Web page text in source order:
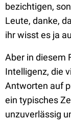
bezichtigen,
Leute, danke,
ihr wisst es ja
Aber in diesem
Intelligenz, die
Antworten auf
ein typisches
unzuverlässig